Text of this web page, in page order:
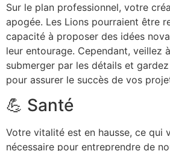
Sur le plan professionnel, votre
apogée. Les Lions pourraient être
capacité à proposer des idées
leur entourage. Cependant, veillez
submerger par les détails et gardez
pour assurer le succès de vos
💪 Santé
Votre vitalité est en hausse, ce qui
nécessaire pour entreprendre de